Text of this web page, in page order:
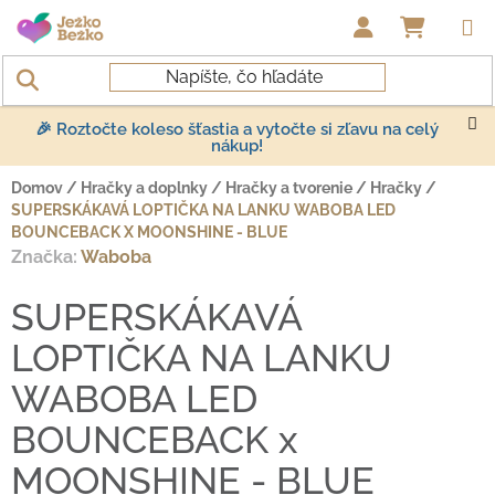
Prejsť na obsah
🎉 Roztočte koleso šťastia a vytočte si zľavu na celý
nákup!
Domov / Hračky a doplnky / Hračky a tvorenie / Hračky /
SUPERSKÁKAVÁ LOPTIČKA NA LANKU WABOBA LED
BOUNCEBACK X MOONSHINE - BLUE
SUPERSKÁKAVÁ
LOPTIČKA NA LANKU
WABOBA LED
BOUNCEBACK x
MOONSHINE - BLUE
Značka: Waboba